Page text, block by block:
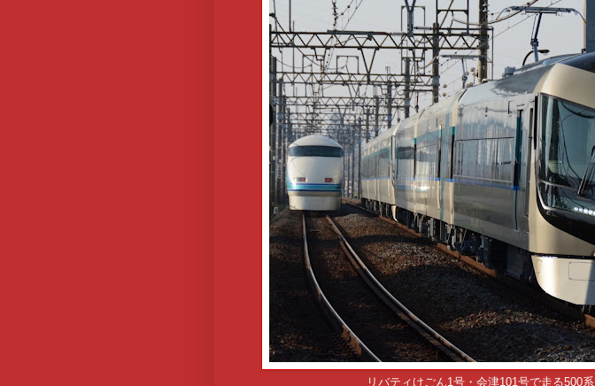
リバティけごん1号・会津101号で走る500系